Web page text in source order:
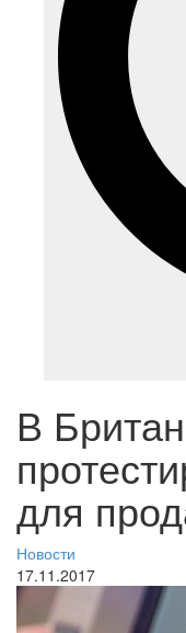
В
для
Новости
17.11.2017